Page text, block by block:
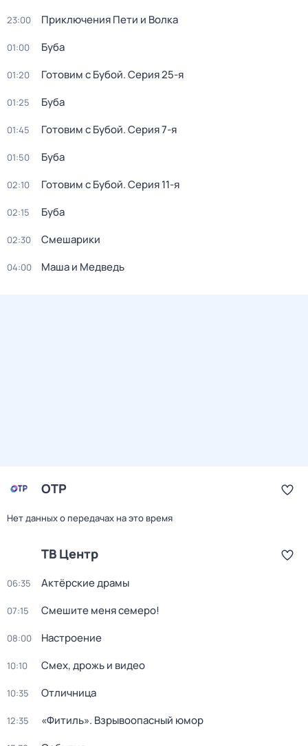
23:00 Приключения Пети и Волка
01:00 Буба
01:20 Готовим с Бубой. Серия 25-я
01:25 Буба
01:45 Готовим с Бубой. Серия 7-я
01:50 Буба
02:10 Готовим с Бубой. Серия 11-я
02:15 Буба
02:30 Смешарики
04:00 Маша и Медведь
ОТР
Нет данных о передачах на это время
ТВ Центр
06:35 Актёрские драмы
07:15 Смешите меня семеро!
08:00 Настроение
10:10 Смех, дрожь и видео
10:35 Отличница
12:35 «Фитиль». Взрывоопасный юмор